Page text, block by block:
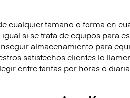
cualquier tamaño o forma en
si se trata de equipos para
almacenamiento para
satisfechos clientes lo
entre tarifas por horas o